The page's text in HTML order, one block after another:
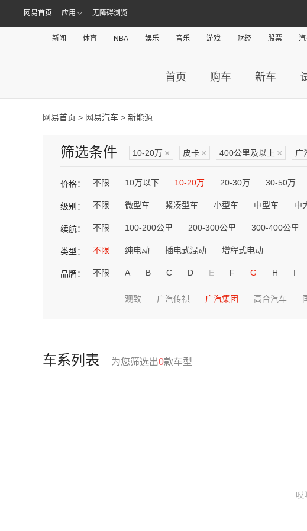
网易首页 应用 无障碍浏览
新闻 体育 NBA 娱乐 音乐 游戏 财经 股票 汽
首页 购车 新车
网易首页 > 网易汽车 > 新能源
筛选条件 10-20万 × 皮卡 × 400公里及以上 × 广
价格： 不限 10万以下 10-20万 20-30万 30-50万
级别： 不限 微型车 紧凑型车 小型车 中型车 中
续航： 不限 100-200公里 200-300公里 300-400公里
类型： 不限 纯电动 插电式混动 增程式电动
品牌： 不限 A B C D E F G H I
观致 广汽传祺 广汽集团 高合汽车
车系列表 为您筛选出0款车型
哎